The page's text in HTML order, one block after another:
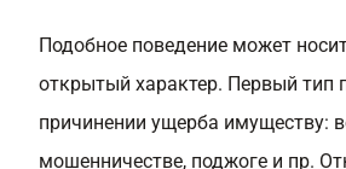
Подобное поведение может
открытый характер. Первый тип
причинении ущерба имуществу:
мошенничестве, поджоге и пр.